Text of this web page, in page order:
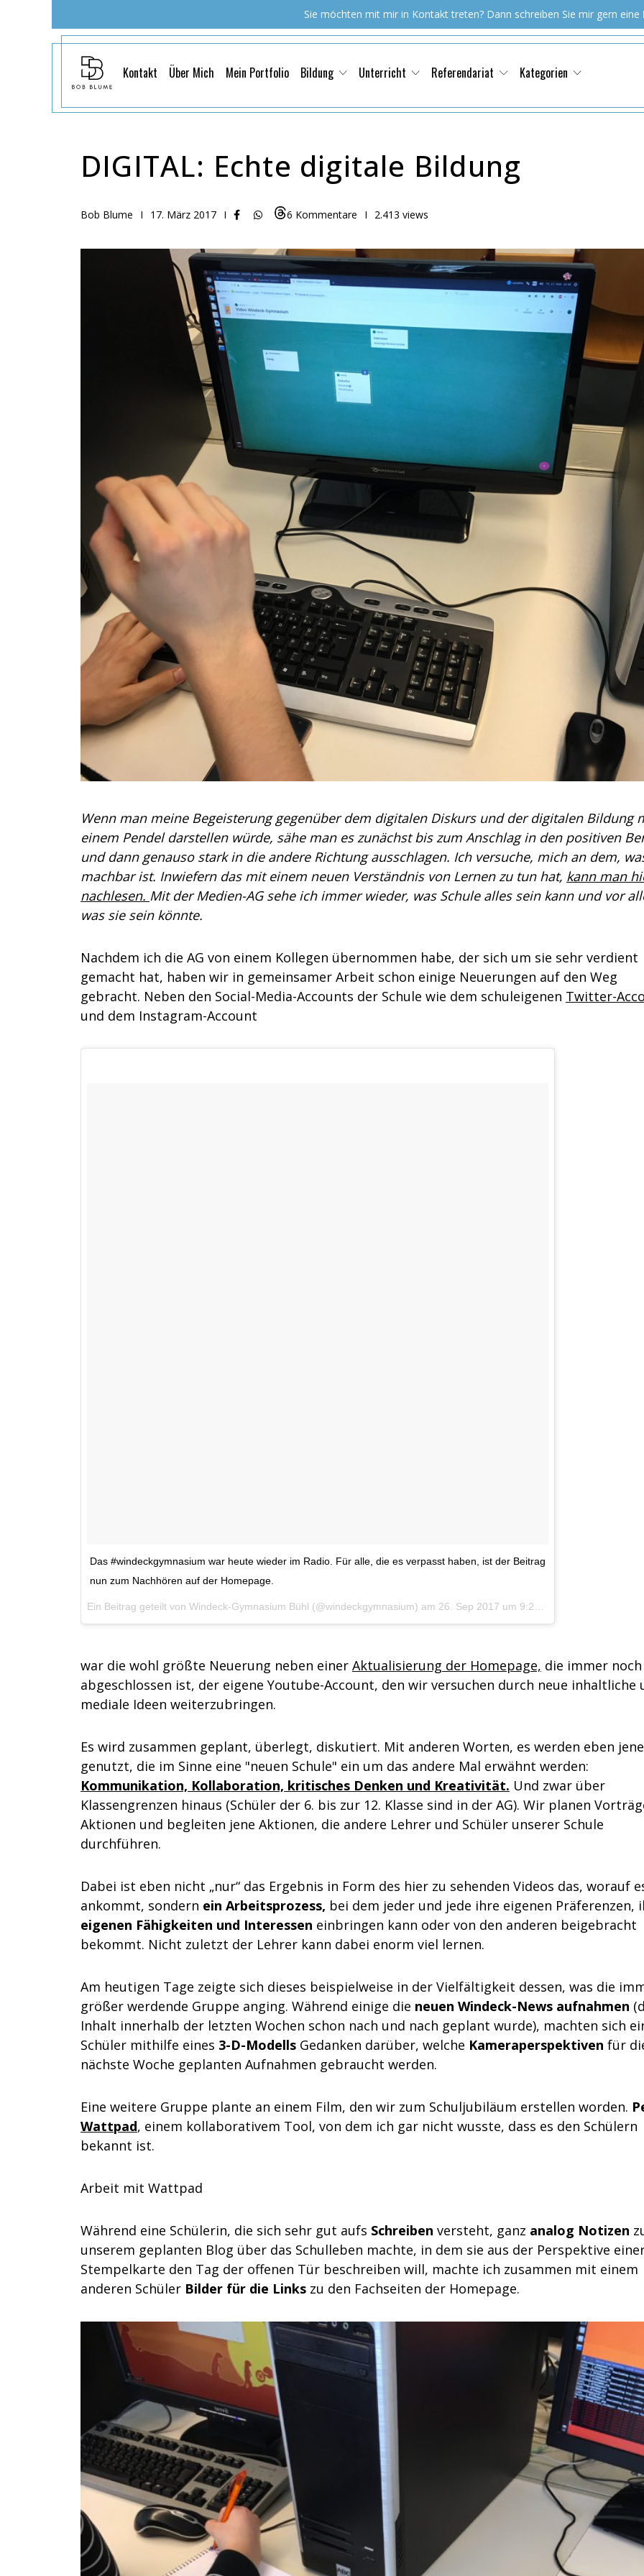
Sie möchten mit mir in Kontakt treten? Dann schreiben Sie mir gern eine
Kontakt Über Mich Mein Portfolio Bildung Unterricht Referendariat Kategorien
DIGITAL: Echte digitale Bildung
Bob Blume I 17. März 2017 I 6 Kommentare I 2.413 views
Wenn man meine Begeisterung gegenüber dem digitalen Diskurs und der digitalen Bildung
einem Pendel darstellen würde, sähe man es zunächst bis zum Anschlag in den positiven
und dann genauso stark in die andere Richtung ausschlagen. Ich versuche, mich an dem,
machbar ist. Inwiefern das mit einem neuen Verständnis von Lernen zu tun hat, kann man
nachlesen. Mit der Medien-AG sehe ich immer wieder, was Schule alles sein kann und vor
was sie sein könnte.
Nachdem ich die AG von einem Kollegen übernommen habe, der sich um sie sehr verdient
gemacht hat, haben wir in gemeinsamer Arbeit schon einige Neuerungen auf den Weg
gebracht. Neben den Social-Media-Accounts der Schule wie dem schuleigenen Twitter-
und dem Instagram-Account
Das #windeckgymnasium war heute wieder im Radio. Für alle, die es verpasst haben, ist der Beitrag
nun zum Nachhören auf der Homepage.
Ein Beitrag geteilt von Windeck-Gymnasium Bühl (@windeckgymnasium) am 26. Sep 2017 um 9:22 Uhr
war die wohl größte Neuerung neben einer Aktualisierung der Homepage, die immer
abgeschlossen ist, der eigene Youtube-Account, den wir versuchen durch neue inhaltliche
mediale Ideen weiterzubringen.
Es wird zusammen geplant, überlegt, diskutiert. Mit anderen Worten, es werden eben
genutzt, die im Sinne eine "neuen Schule" ein um das andere Mal erwähnt werden:
Kommunikation, Kollaboration, kritisches Denken und Kreativität. Und zwar über
Klassengrenzen hinaus (Schüler der 6. bis zur 12. Klasse sind in der AG). Wir planen
Aktionen und begleiten jene Aktionen, die andere Lehrer und Schüler unserer Schule
durchführen.
Dabei ist eben nicht „nur“ das Ergebnis in Form des hier zu sehenden Videos das, worauf
ankommt, sondern ein Arbeitsprozess, bei dem jeder und jede ihre eigenen Präferenzen,
eigenen Fähigkeiten und Interessen einbringen kann oder von den anderen beigebracht
bekommt. Nicht zuletzt der Lehrer kann dabei enorm viel lernen.
Am heutigen Tage zeigte sich dieses beispielweise in der Vielfältigkeit dessen, was die
größer werdende Gruppe anging. Während einige die neuen Windeck-News aufnahmen
Inhalt innerhalb der letzten Wochen schon nach und nach geplant wurde), machten sich
Schüler mithilfe eines 3-D-Modells Gedanken darüber, welche Kameraperspektiven für
nächste Woche geplanten Aufnahmen gebraucht werden.
Eine weitere Gruppe plante an einem Film, den wir zum Schuljubiläum erstellen worden.
Wattpad, einem kollaborativem Tool, von dem ich gar nicht wusste, dass es den Schülern
bekannt ist.
Arbeit mit Wattpad
Während eine Schülerin, die sich sehr gut aufs Schreiben versteht, ganz analog Notizen
unserem geplanten Blog über das Schulleben machte, in dem sie aus der Perspektive
Stempelkarte den Tag der offenen Tür beschreiben will, machte ich zusammen mit einem
anderen Schüler Bilder für die Links zu den Fachseiten der Homepage.